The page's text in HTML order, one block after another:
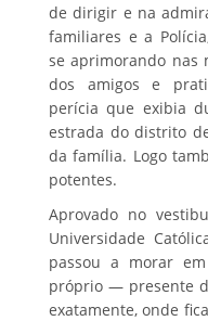
de dirigir e na
familiares e a
se aprimorando nas
dos amigos e
perícia que exibia
estrada do distrito
da família. Logo
potentes.
Aprovado no
Universidade
passou a morar
próprio — presente
exatamente, onde